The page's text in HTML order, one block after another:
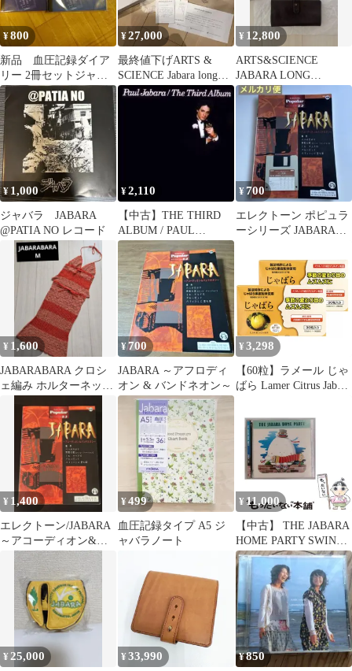
¥800
新品 血圧記録ダイア
リー 2冊セットジャバ
ラノート A5
¥27,000
最終値下げARTS &
SCIENCE Jabara long
wallet黒
¥ 12,800
ARTS&SCIENCE
JABARA LONG
WALLET 長財布
¥ 1,000
ジャバラ JABARA
@PATIA NO レコード
¥2,110
【中古】THE THIRD
ALBUM / PAUL
JABARA（帯無し）
¥700
エレクトーン ポピュラ
ーシリーズ JABARA
¥ 1,600
JABARABARA クロシ
ェ編み ホルターネック
¥700
JABARA ～アフロディ
オン & バンドネオン～
¥ 3,298
【60粒】ラメール じゃ
ばら Lamer Citrus Jabara
の変わり目のムズムズ
におすすめ！和歌山県
北山村産
¥ 1,400
エレクトーン/JABARA
～アコーディオン&バ
ンドネオン/5～3級 (FD
付)
¥499
血圧記録タイプ A5 ジ
ャバラノート
¥ 11,000
【中古】 THE JABARA
HOME PARTY SWING
001 / /
¥25,000 ¥33,990 ¥850